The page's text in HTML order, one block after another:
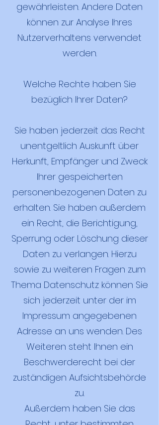
gewährleisten. Andere Daten
können zur Analyse Ihres
Nutzerverhaltens verwendet
werden.
Welche Rechte haben Sie
bezüglich Ihrer Daten?
Sie haben jederzeit das Recht
unentgeltlich Auskunft über
Herkunft, Empfänger und Zweck
Ihrer gespeicherten
personenbezogenen Daten zu
erhalten. Sie haben außerdem
ein Recht, die Berichtigung,
Sperrung oder Löschung dieser
Daten zu verlangen. Hierzu
sowie zu weiteren Fragen zum
Thema Datenschutz können Sie
sich jederzeit unter der im
Impressum angegebenen
Adresse an uns wenden. Des
Weiteren steht Ihnen ein
Beschwerderecht bei der
zuständigen Aufsichtsbehörde
zu.
Außerdem haben Sie das